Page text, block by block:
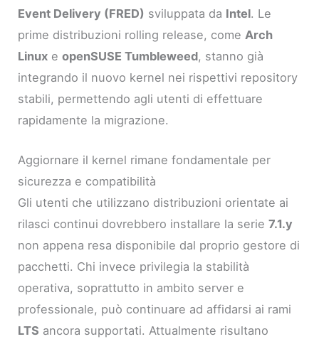
Event Delivery (FRED) sviluppata da Intel. Le
prime distribuzioni rolling release, come Arch
Linux eopenSUSE Tumbleweed, stanno già
integrando il nuovo kernel nei rispettivi repository
stabili, permettendo agli utenti di effettuare
rapidamente la migrazione.
Aggiornare il kernel rimane fondamentale per
sicurezza e compatibilità
Gli utenti che utilizzano distribuzioni orientate ai
rilasci continui dovrebbero installare la serie7.1.y
non appena resa disponibile dal proprio gestore di
pacchetti. Chi invece privilegia la stabilità
operativa, soprattutto in ambito server e
professionale, può continuare ad affidarsi ai rami
LTS ancora supportati. Attualmente risultano